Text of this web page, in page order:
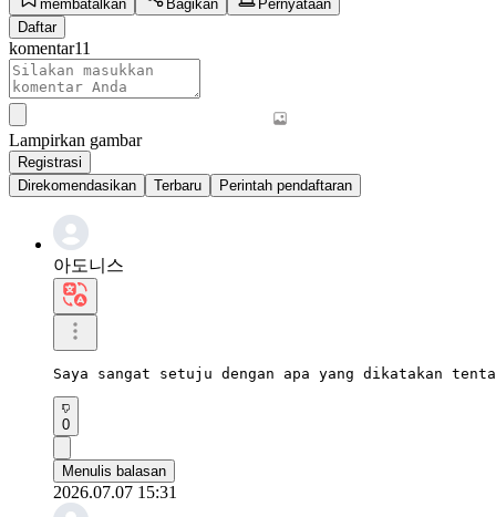
membatalkan Bagikan
Pernyataan
Daftar
komentar11
Lampirkan gambar
Registrasi
Direkomendasikan
Terbaru Perintah pendaftaran
아도니스
Saya sangat setuju dengan apa yang dikatakan
0
Menulis balasan
2026.07.07 15:31